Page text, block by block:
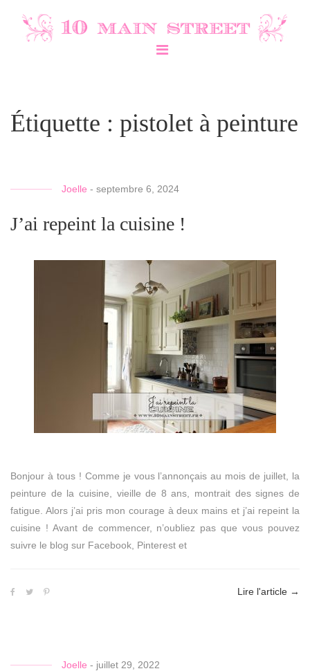
Étiquette : pistolet à peinture
Joelle - septembre 6, 2024
J’ai repeint la cuisine !
Bonjour à tous ! Comme je vous l’annonçais au mois de juillet, la
peinture de la cuisine, vieille de 8 ans, montrait des signes de
fatigue. Alors j’ai pris mon courage à deux mains et j’ai repeint la
cuisine ! Avant de commencer, n’oubliez pas que vous pouvez
suivre le blog sur Facebook, Pinterest et
Lire l'article →
Joelle - juillet 29, 2022